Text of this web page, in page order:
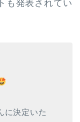
も発表されてい
に決定いた